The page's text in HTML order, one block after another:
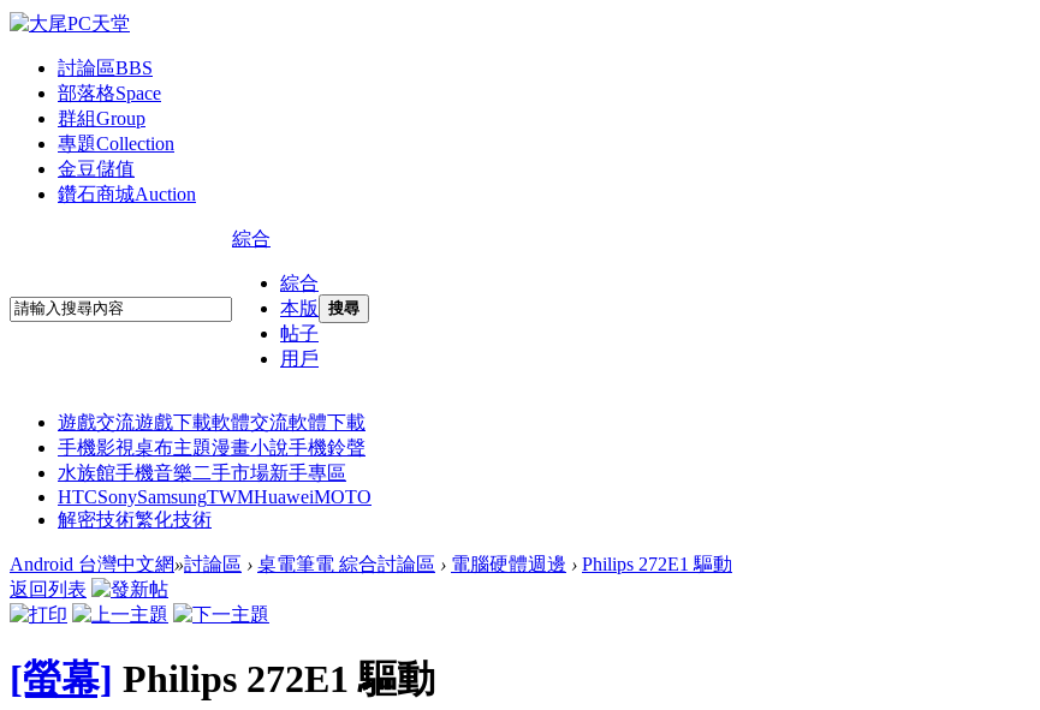
討論區BBS
部落格Space
群組Group
專題Collection
金豆儲值
鑽石商城Auction
綜合
綜合
本版
帖子
用戶
搜尋
遊戲交流遊戲下載軟體交流軟體下載
手機影視桌布主題漫畫小說手機鈴聲
水族館手機音樂二手市場新手專區
HTCSonySamsungTWMHuaweiMOTO
解密技術繁化技術
Android 台灣中文網»討論區 › 桌電筆電 綜合討論區 › 電腦硬體週邊 › Philips 272E1 驅動
返回列表
[螢幕] Philips 272E1 驅動